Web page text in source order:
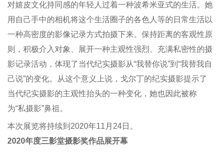
对嬉皮文化持同感的年轻人过着一种波希米亚式的生活。她
用自己手中的相机将这个生活圈子的各色人等的日常生活以
一种高密度的影像记录方式拍摄下来。保持距离的客观性原
则，积极介入对象、展开一种主观性强烈、充满私密性的摄
影记录活动，体现了当代纪实摄影从“我替你说”到“我替我自
己说”的变化。从这个意义上说，戈尔丁的纪实摄影提示了
当代纪实摄影的主观性抬头的一种变化，她也因此被称
为“私摄影”鼻祖。
本次展览将持续到2020年11月24日。
2020年度三影堂摄影奖作品展开幕